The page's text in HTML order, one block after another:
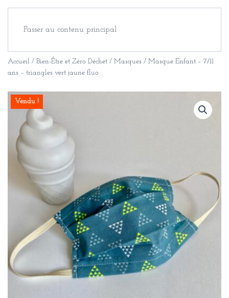
Passer au contenu principal
Accueil / Bien-Être et Zéro Déchet / Masques / Masque Enfant – 7/11
ans – triangles vert jaune fluo
Vendu !